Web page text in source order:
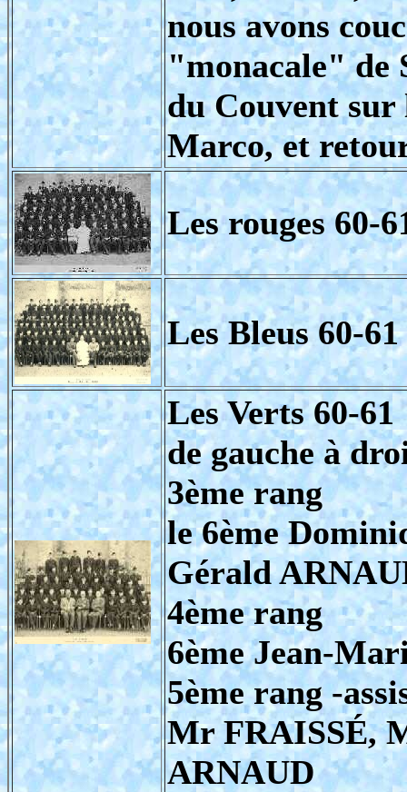
nous avons
"monacale" de
du Couvent sur
Marco, et
Les rouges 60-
Les Bleus 60-61
Les Verts 60-61
de gauche à
3ème rang
le 6ème
Gérald
4ème rang
6ème Jean-
5ème rang -
Mr FRAISSÉ,
ARNAUD